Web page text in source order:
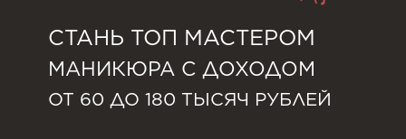
СТАНЬ ТОП МАСТЕРОМ
МАНИКЮРА С ДОХОДОМ
ОТ 60 ДО 180 ТЫСЯЧ РУБЛЕЙ